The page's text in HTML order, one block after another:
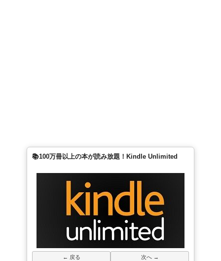
📚100万冊以上の本が読み放題！Kindle Unlimited
← 戻る 次へ →